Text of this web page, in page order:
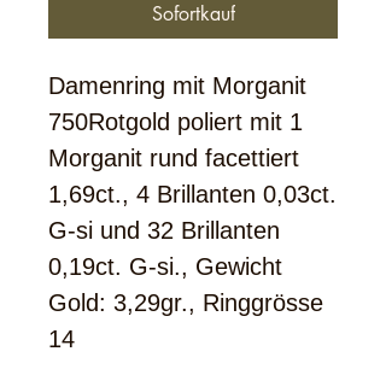
Sofortkauf
Damenring mit Morganit
750Rotgold poliert mit 1
Morganit rund facettiert
1,69ct., 4 Brillanten 0,03ct.
G-si und 32 Brillanten
0,19ct. G-si., Gewicht
Gold: 3,29gr., Ringgrösse
14